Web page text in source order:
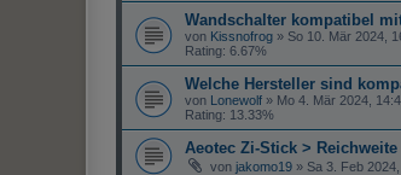
Wandschalter kompatibel
von Kissnofrog » So 10. Mär 2024,
Rating: 6.67%
Welche Hersteller sind
von Lonewolf » Mo 4. Mär 2024,
Rating: 13.33%
Aeotec Zi-Stick > Reichweite
von jakomo19 » Sa 3. Feb 2024,